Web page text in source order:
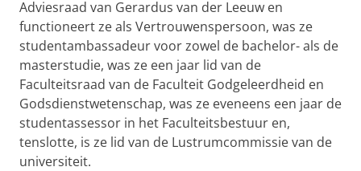
Adviesraad van Gerardus van der Leeuw en
functioneert ze als Vertrouwenspersoon, was ze
studentambassadeur voor zowel de bachelor- als de
masterstudie, was ze een jaar lid van de
Faculteitsraad van de Faculteit Godgeleerdheid en
Godsdienstwetenschap, was ze eveneens een jaar de
studentassessor in het Faculteitsbestuur en,
tenslotte, is ze lid van de Lustrumcommissie van de
universiteit.